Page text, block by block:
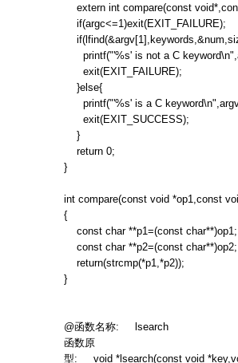
extern int compare(const
if(argc<=1)exit(EXIT_FAILURE);
printf("'%s' is not a C
exit(EXIT_FAILURE);
}else{
printf("'%s' is a C
exit(EXIT_SUCCESS);
}
return 0;
}
int compare(const void *op1,const
{
const char **p1=(const char**)op1;
const char **p2=(const char**)op2;
return(strcmp(*p1,*p2));
}
@函数名称: lsearch
函数原
型: void *lsearch(const void